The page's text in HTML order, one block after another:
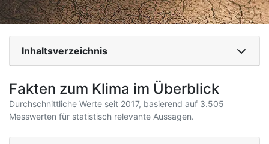
Inhaltsverzeichnis
Fakten zum Klima im Überblick
Durchschnittliche Werte seit 2017, basierend auf 3.505
Messwerten für statistisch relevante Aussagen.